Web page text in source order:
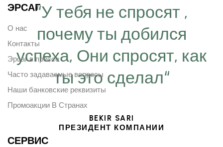
“У тебя не спросят ,
почему ты добился
успеха, Они спросят, как
ты это сделал“
BEKIR SARI
ПРЕЗИДЕНТ КОМПАНИИ
ЭРСАГ
О нас
Контакты
Эрсаг в прессе
Часто задаваемые вопросы
Наши банковские реквизиты
Промоакции В Странах
СЕРВИС